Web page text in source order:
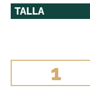
CHAQUETA
CAMPERA